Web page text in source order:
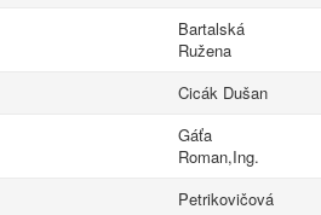
Bartalská
Ružena
Cicák Dušan
Gáťa
Roman,Ing.
Petrikovičová